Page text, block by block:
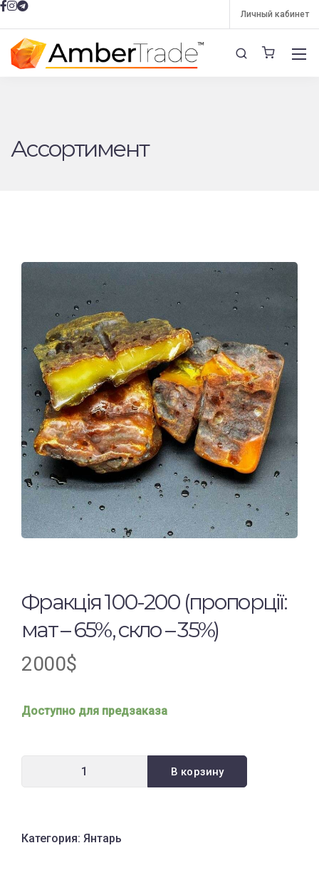
Личный кабинет
Ассортимент
Фракція 100-200 (пропорції:
мат – 65%, скло – 35%)
2000$
Доступно для предзаказа
В корзину
Категория: Янтарь